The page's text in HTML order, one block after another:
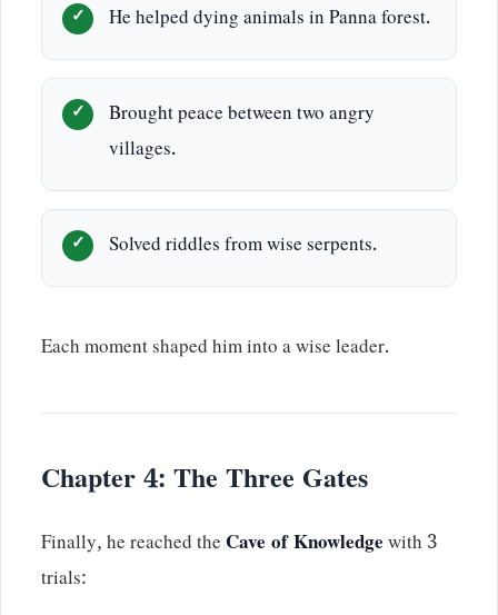
He helped dying animals in Panna forest.
Brought peace between two angry
villages.
Solved riddles from wise serpents.
Each moment shaped him into a wise leader.
Chapter 4: The Three Gates
Finally, he reached the Cave of Knowledgewith 3
trials: